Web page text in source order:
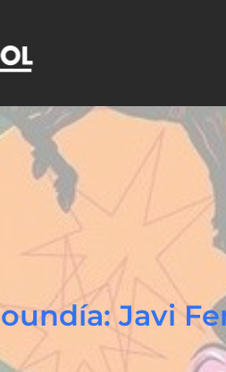
Soundía: Javi